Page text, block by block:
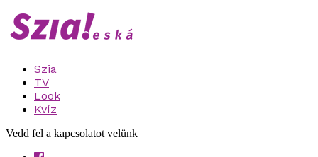
Szia
TV
Look
Kvíz
Vedd fel a kapcsolatot velünk